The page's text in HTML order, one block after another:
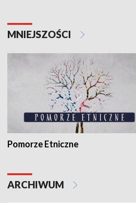
MNIEJSZOŚCI
Pomorze Etniczne
ARCHIWUM